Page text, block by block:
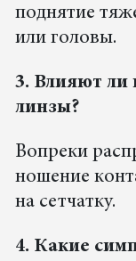
поднятие
или головы.
3. Влияют ли
линзы?
Вопреки
ношение
на сетчатку.
4. Какие